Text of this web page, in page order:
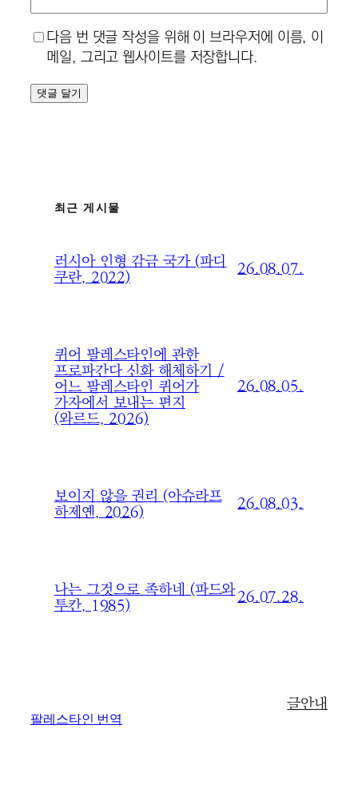
다음 번 댓글 작성을 위해 이 브라우저에 이름, 이
메일, 그리고 웹사이트를 저장합니다.
최근 게시물
러시아 인형 감금 국가 (파디
쿠란, 2022) 26.08.07.
퀴어 팔레스타인에 관한
프로파간다 신화 해체하기 /
어느 팔레스타인 퀴어가
가자에서 보내는 편지
(와르드, 2026)
26.08.05.
보이지 않을 권리 (아슈라프
하제옌, 2026) 26.08.03.
나는 그것으로 족하네 (파드와
투칸, 1985) 26.07.28.
팔레스타인 번역
글안내